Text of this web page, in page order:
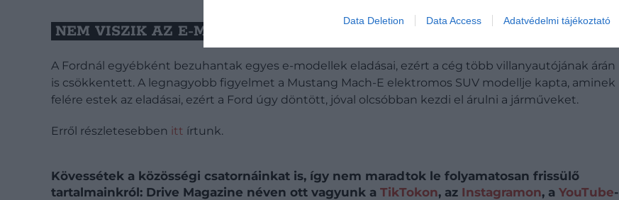
Data Deletion Data Access Adatvédelmi tájékoztató
NEM VISZIK AZ E-MUSTANGOKAT
A Fordnál egyébként bezuhantak egyes e-modellek eladásai, ezért a cég több villanyautójának árán
is csökkentett. A legnagyobb figyelmet a Mustang Mach-E elektromos SUV modellje kapta, aminek
felére estek az eladásai, ezért a Ford úgy döntött, jóval olcsóbban kezdi el árulni a járműveket.
Erről részletesebben itt írtunk.
Kövessétek a közösségi csatornáinkat is, így nem maradtok le folyamatosan frissülő
tartalmainkról: Drive Magazine néven ott vagyunk a TikTokon, az Instagramon, a YouTube-